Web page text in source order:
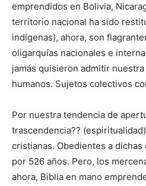
emprendidos en Bolivia,
territorio nacional ha sido
indígenas), ahora, son
oligarquías nacionales e
jamás quisieron admitir
humanos. Sujetos colectivos
Por nuestra tendencia de
trascendencia??
cristianas. Obedientes a
por 526 años. Pero, los
ahora, Biblia en mano